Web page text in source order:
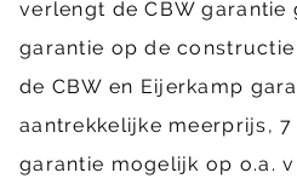
verlengt de CBW garantie
garantie op de
de CBW en Eijerkamp
aantrekkelijke meerprijs,
garantie mogelijk op o.a.